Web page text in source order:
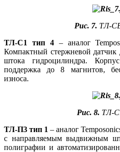
Рис. 7. ТЛ-
ТЛ-С1 тип 4– аналог
Компактный стержневой датчик
штока гидроцилиндра.
поддержка до 8 магнитов,
износа.
Рис. 8. ТЛ-
ТЛ-П3 тип 1 – аналог
с направляемым выдвижным
полиграфии и